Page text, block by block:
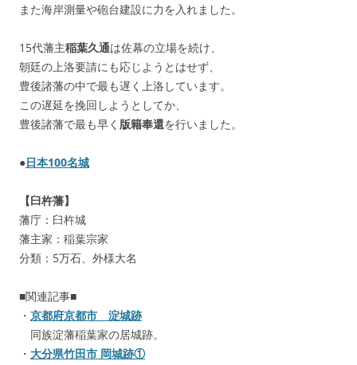
また海岸測量や砲台建設に力を入れました。
15代藩主稲葉久通は佐幕の立場を続け、
朝廷の上洛要請にも応じようとはせず、
豊後諸藩の中で最も遅く上洛しています。
この遅延を挽回しようとしてか、
豊後諸藩で最も早く 版籍奉還を行いました。
●日本100名城
【臼杵藩】
藩庁：臼杵城
藩主家：稲葉宗家
分類：5万石、外様大名
■関連記事■
・ 京都府京都市 淀城跡
同族淀藩稲葉家の居城跡。
・ 大分県竹田市 岡城跡①